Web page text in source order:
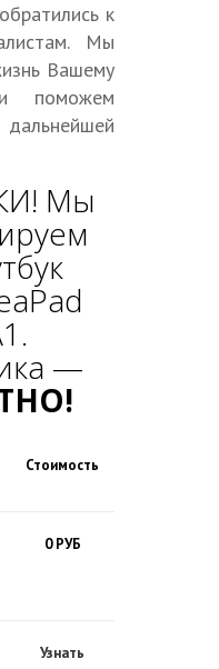
к
Мы
Вашему
поможем
Мы
—
Стоимость
0 РУБ
Узнать